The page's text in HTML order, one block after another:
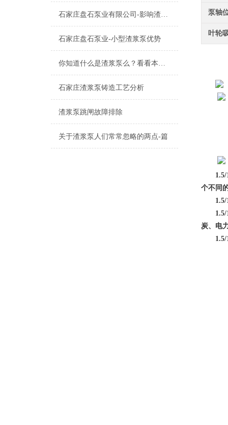
石家庄盘石泵业有限公司-影响渣浆泵价格因素三.四
石家庄盘石泵业-小型渣浆泵优势
你知道什么是渣浆泵么？看看本篇吧
石家庄渣浆泵铸造工艺分析
渣浆泵跳闸故障排除
关于渣浆泵人们常常忽略的两点-篇
泵轴
叶轮
1.5/
个不同
1.5/
1.5/
炭、电
1.5/